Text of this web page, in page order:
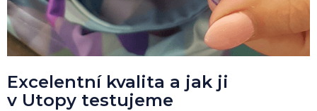
Excelentní kvalita a jak ji
v Utopy testujeme